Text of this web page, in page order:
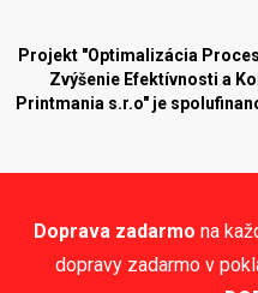
Doprava zadarmo na
dopravy zadarmo v
Projekt "Optimalizácia
Zvýšenie Efektívnosti a
Printmania s.r.o" je
Blog